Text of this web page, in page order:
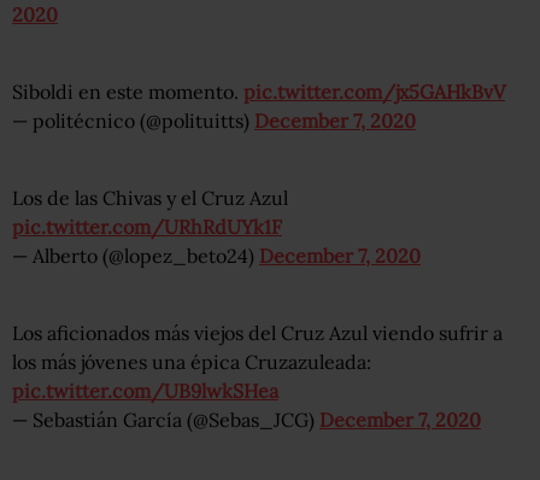
2020
Siboldi en este momento. pic.twitter.com/jx5GAHkBvV
— politécnico (@polituitts) December 7, 2020
Los de las Chivas y el Cruz Azul
pic.twitter.com/URhRdUYk1F
— Alberto (@lopez_beto24) December 7, 2020
Los aficionados más viejos del Cruz Azul viendo sufrir a
los más jóvenes una épica Cruzazuleada:
pic.twitter.com/UB9lwkSHea
— Sebastián García (@Sebas_JCG) December 7, 2020